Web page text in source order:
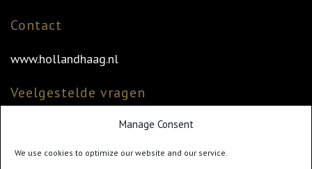
Manage Consent
We use cookies to optimize our website and our service.
Contact
www.hollandhaag.nl
Veelgestelde vragen
Veelgestelde vragen